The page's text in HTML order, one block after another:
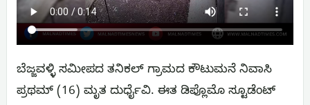
ಬೆಜ್ಜವಳ್ಳಿ ಸಮೀಪದ ತನಿಕಲ್ ಗ್ರಾಮದ ಕೌಟುಮನೆ ನಿವಾಸಿ
ಪ್ರಥಮ್ (16) ಮೃತ ದುರ್ಧೈವಿ. ಈತ ಡಿಪ್ಲೊಮೊ ಸ್ಟೂಡೆಂಟ್